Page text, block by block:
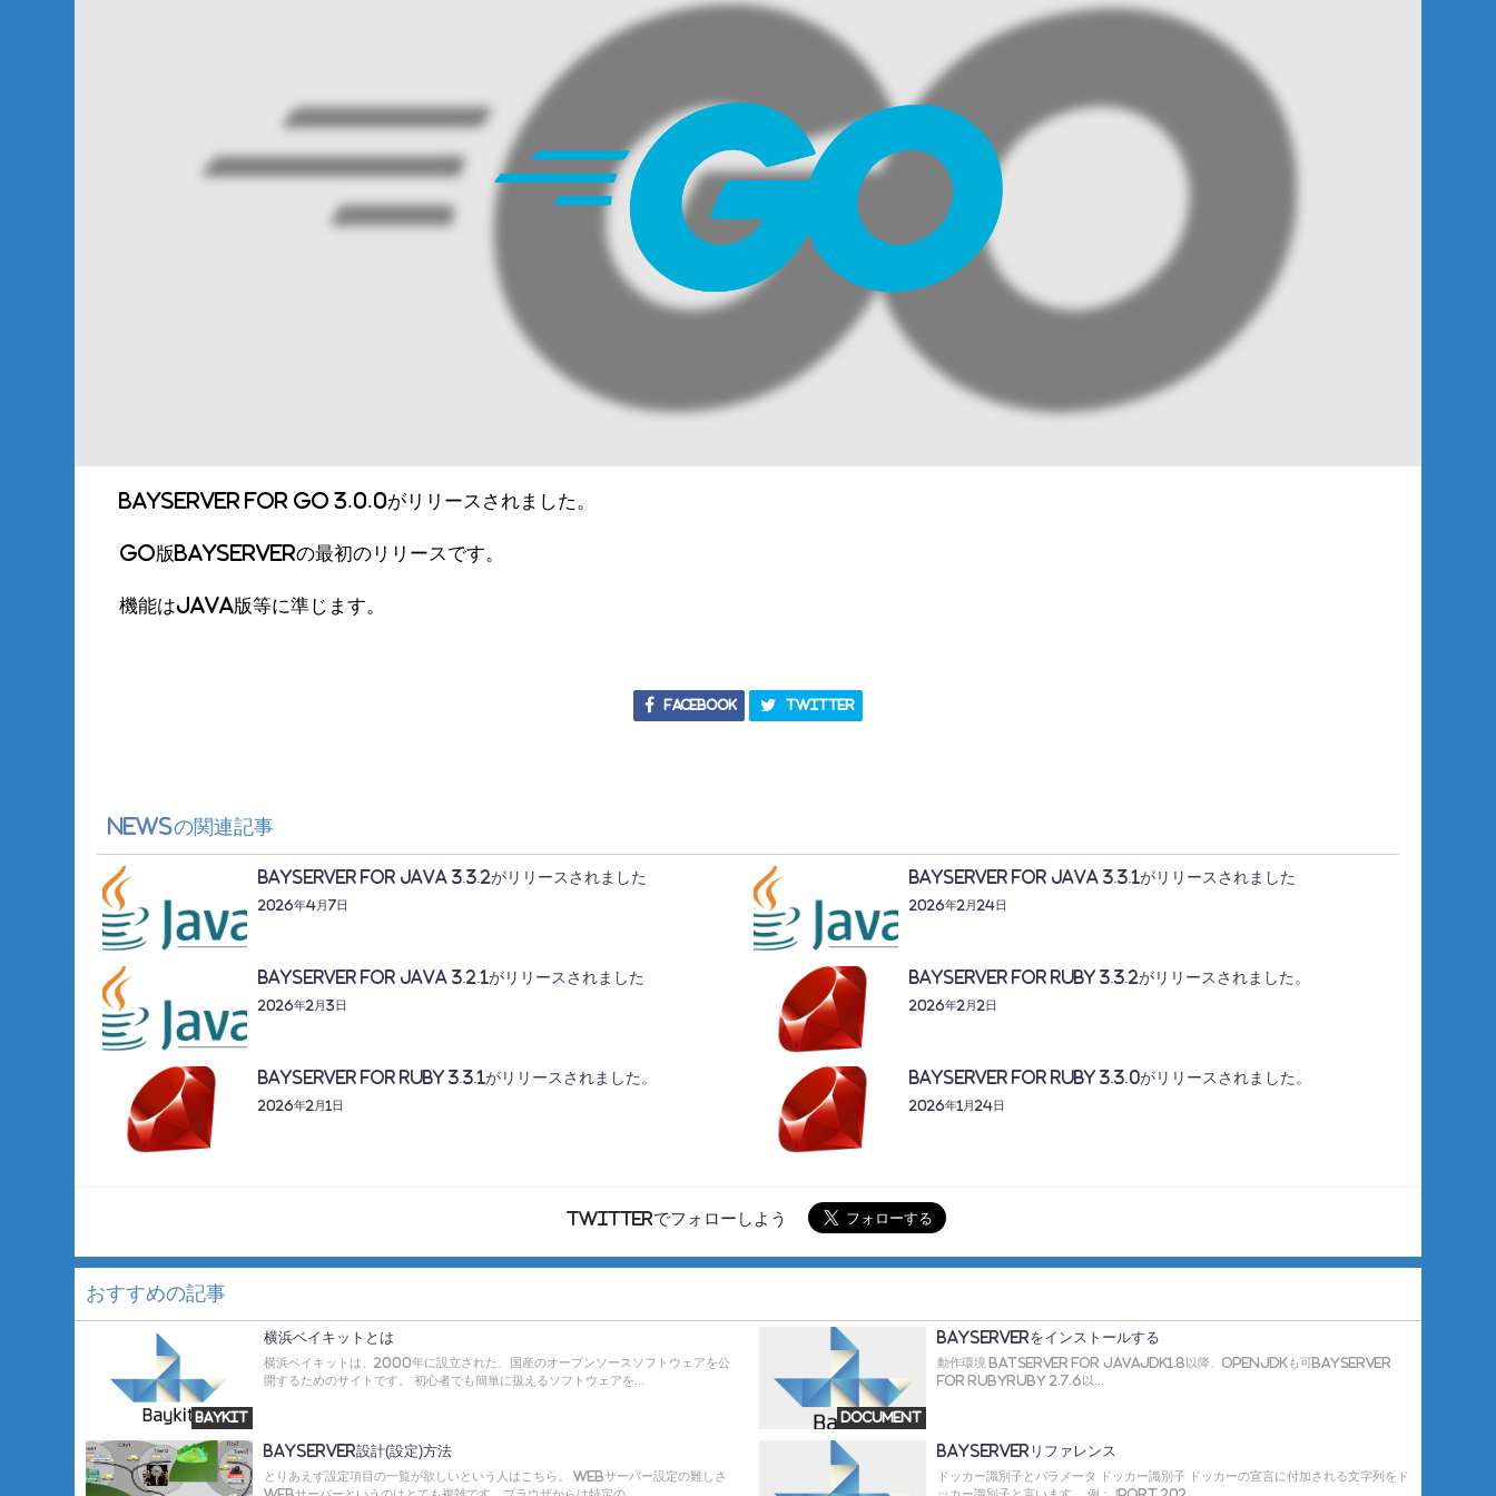
BayServer for Go 3.0.0がリリースされました。
Go版BayServerの最初のリリースです。
機能はJava版等に準じます。
Facebook Twitter
Newsの関連記事
BayServer for Java 3.3.2がリリースされました
2026年4月7日
BayServer for Java 3.3.1がリリースされました
2026年2月24日
BayServer for Java 3.2.1がリリースされました
2026年2月3日
BayServer for Ruby 3.3.2がリリースされました。
2026年2月2日
BayServer for Ruby 3.3.1がリリースされました。
2026年2月1日
BayServer for Ruby 3.3.0がリリースされました。
2026年1月24日
Twitterでフォローしよう
おすすめの記事
Baykit
横浜ベイキットとは
横浜ベイキットは、2000年に設立された、国産のオープンソースソフトウェアを公
開するためのサイトです。 初心者でも簡単に扱えるソフトウェアを...
Document
BayServerをインストールする
動作環境 BatServer for JavaJDK1.8以降、OpenJDKも可BayServer
for RubyRuby 2.7.6以...
BayServer設計(設定)方法
とりあえず設定項目の一覧が欲しいという人はこちら。 Webサーバー設定の難しさ
BayServerリファレンス
ドッカー識別子とパラメータ ドッカー識別子 ドッカーの宣言に付加される文字列をド